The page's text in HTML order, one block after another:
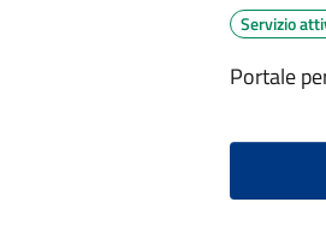
Servizio
Portale